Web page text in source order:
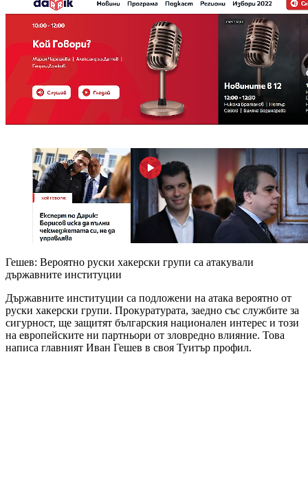
Гешев: Вероятно руски хакерски групи са атакували
държавните институции
Държавните институции са подложени на атака вероятно от
руски хакерски групи. Прокуратурата, заедно със службите за
сигурност, ще защитят българския национален интерес и този
на европейските ни партньори от зловредно влияние. Това
написа главният Иван Гешев в своя Туитър профил.